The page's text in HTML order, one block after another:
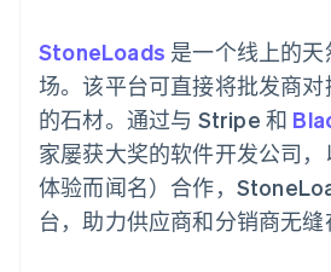
Boost
支付成功率优
化
Link
加速结账
会计自动化
Stripe Sigma
自定义报告
Data
数据同步
更多
资金管理
平台
SaaS
按行业
AI 企业
通过智能体配置和管
务
资源
应用集成
代码示例
产品路线图
Sessions 年度
招聘
资讯中心
Stripe Press
StoneLoads 是一个线上的
场。该平台可直接将批发商
的石材。通过与 Stripe 和
家屡获大奖的软件开发公司
体验而闻名）合作，
台，助力供应商和分销商无缝